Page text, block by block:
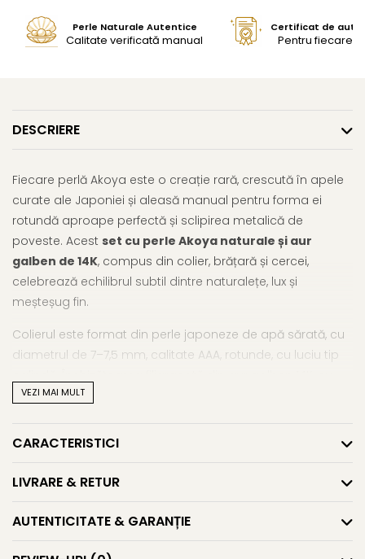
Perle Naturale Autentice
Calitate verificată manual
Certificat de
Pentru fiecare
DESCRIERE
Fiecare perlă Akoya este o creație rară, crescută în apele
curate ale Japoniei și aleasă manual pentru forma ei
rotundă aproape perfectă și sclipirea metalică de
poveste. Acest set cu perle Akoya naturale și aur
galben de 14K, compus din colier, brățară și cercei,
celebrează echilibrul subtil dintre naturalețe, lux și
meșteșug fin.
Colierul este format din perle japoneze de apă sărată, cu
diametrul de 7–7,5 mm, calitate AAA, rotunde, cu luciu tip
detalii delicate, adaugă un accent artizanal aparte și
Brățara urmează aceeași linie de rafinament, potrivită
tortițe închise din aur galben de 14K, completează setul cu
eleganță clasică.
Acestset cu perle Akoya japoneze și închizători
filigranate din aur 14K
VEZI MAI MULT
CARACTERISTICI
LIVRARE & RETUR
AUTENTICITATE & GARANȚIE